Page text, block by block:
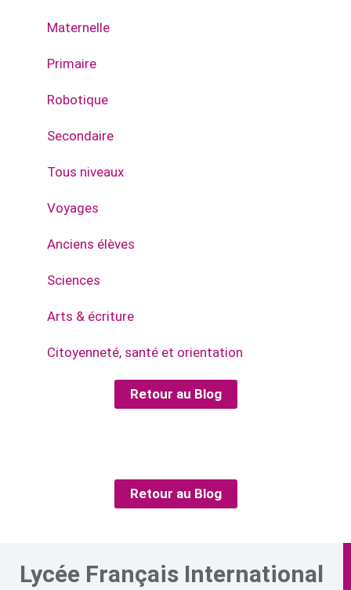
Maternelle
Primaire
Robotique
Secondaire
Tous niveaux
Voyages
Anciens élèves
Sciences
Arts & écriture
Citoyenneté, santé et orientation
Retour au Blog
Retour au Blog
Lycée Français International